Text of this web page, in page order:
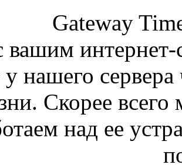
Gateway
вашим интернет-
у нашего
Скорее
над ее